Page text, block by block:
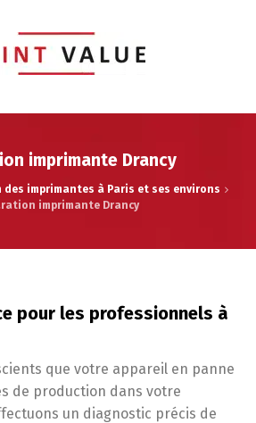
imprimante Drancy
des imprimantes à Paris et ses environs
imprimante Drancy
pour les professionnels à
que votre appareil en panne
de production dans votre
un diagnostic précis de